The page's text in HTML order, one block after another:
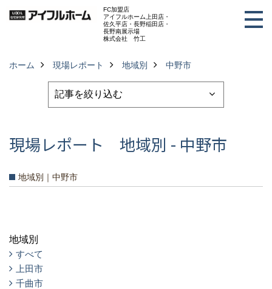
FC加盟店
アイフルホーム上田店・
佐久平店・長野稲田店・
長野南展示場
株式会社 竹工
ホーム 現場レポート 地域別 中野市
現場レポート 地域別 - 中野市
地域別｜中野市
地域別
すべて
上田市
千曲市